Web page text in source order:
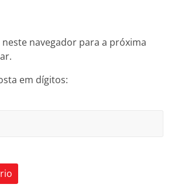
navegador para a próxima
em dígitos: